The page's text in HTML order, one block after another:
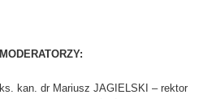
MODERATORZY:
ks. kan. dr Mariusz JAGIELSKI – rektor